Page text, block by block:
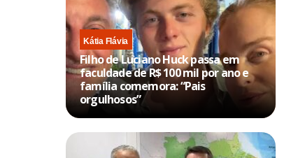
Kátia Flávia
Filho de Luciano Huck passa em
faculdade de R$ 100 mil por ano e
família comemora: “Pais
orgulhosos”